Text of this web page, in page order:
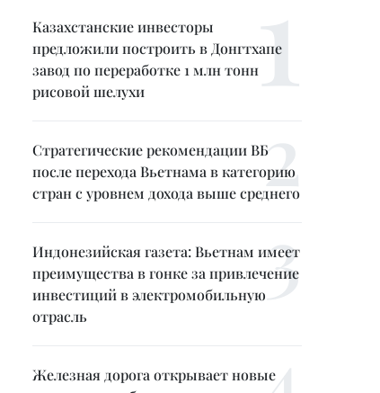
Казахстанские инвесторы
предложили построить в Донгтхапе
завод по переработке 1 млн тонн
рисовой шелухи
Стратегические рекомендации ВБ
после перехода Вьетнама в категорию
стран с уровнем дохода выше среднего
Индонезийская газета: Вьетнам имеет
преимущества в гонке за привлечение
инвестиций в электромобильную
отрасль
Железная дорога открывает новые